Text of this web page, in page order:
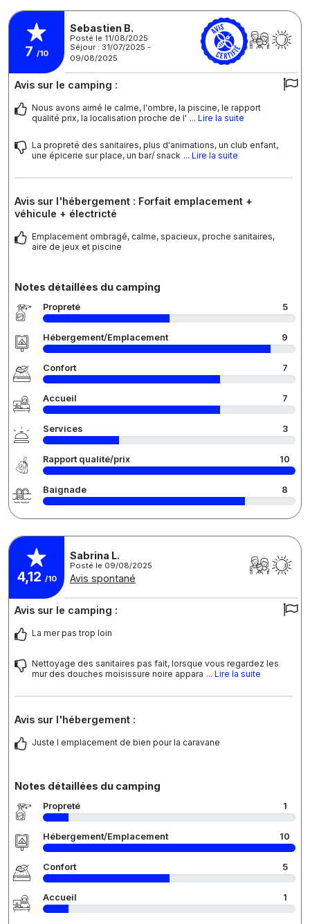
7 /10
Sebastien B.
Posté le 11/08/2025
Séjour : 31/07/2025 -
09/08/2025
Avis sur le camping :
Nous avons aimé le calme, l'ombre, la piscine, le rapport
qualité prix, la localisation proche de l' ... Lire la suite
La propreté des sanitaires, plus d'animations, un club enfant,
une épicerie sur place, un bar/ snack ... Lire la suite
Avis sur l'hébergement : Forfait emplacement +
véhicule + électricté
Emplacement ombragé, calme, spacieux, proche sanitaires,
aire de jeux et piscine
Notes détaillées du camping
Propreté 5
Hébergement/Emplacement 9
Confort 7
Accueil 7
Services 3
Rapport qualité/prix 10
Baignade 8
4,12 /10
Sabrina L.
Posté le 09/08/2025
Avis spontané
Avis sur le camping :
La mer pas trop loin
Nettoyage des sanitaires pas fait, lorsque vous regardez les
mur des douches moisissure noire appara ... Lire la suite
Avis sur l'hébergement :
Juste l emplacement de bien pour la caravane
Notes détaillées du camping
Propreté 1
Hébergement/Emplacement 10
Confort 5
Accueil 1